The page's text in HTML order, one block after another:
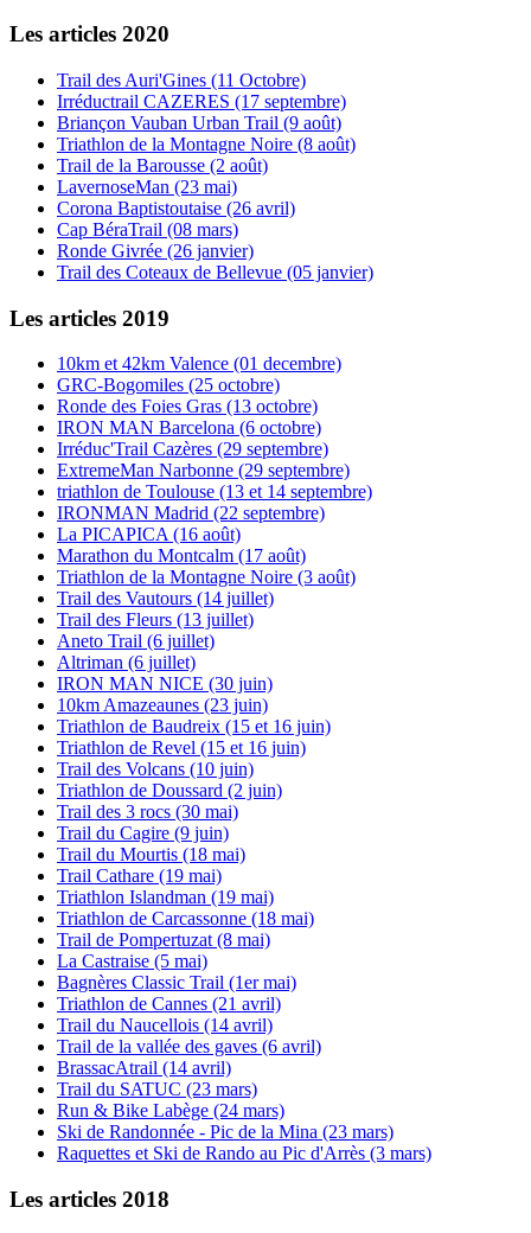
Les articles 2020
Trail des Auri'Gines (11 Octobre)
Irréductrail CAZERES (17 septembre)
Briançon Vauban Urban Trail (9 août)
Triathlon de la Montagne Noire (8 août)
Trail de la Barousse (2 août)
LavernoseMan (23 mai)
Corona Baptistoutaise (26 avril)
Cap BéraTrail (08 mars)
Ronde Givrée (26 janvier)
Trail des Coteaux de Bellevue (05 janvier)
Les articles 2019
10km et 42km Valence (01 decembre)
GRC-Bogomiles (25 octobre)
Ronde des Foies Gras (13 octobre)
IRON MAN Barcelona (6 octobre)
Irréduc'Trail Cazères (29 septembre)
ExtremeMan Narbonne (29 septembre)
triathlon de Toulouse (13 et 14 septembre)
IRONMAN Madrid (22 septembre)
La PICAPICA (16 août)
Marathon du Montcalm (17 août)
Triathlon de la Montagne Noire (3 août)
Trail des Vautours (14 juillet)
Trail des Fleurs (13 juillet)
Aneto Trail (6 juillet)
Altriman (6 juillet)
IRON MAN NICE (30 juin)
10km Amazeaunes (23 juin)
Triathlon de Baudreix (15 et 16 juin)
Triathlon de Revel (15 et 16 juin)
Trail des Volcans (10 juin)
Triathlon de Doussard (2 juin)
Trail des 3 rocs (30 mai)
Trail du Cagire (9 juin)
Trail du Mourtis (18 mai)
Trail Cathare (19 mai)
Triathlon Islandman (19 mai)
Triathlon de Carcassonne (18 mai)
Trail de Pompertuzat (8 mai)
La Castraise (5 mai)
Bagnères Classic Trail (1er mai)
Triathlon de Cannes (21 avril)
Trail du Naucellois (14 avril)
Trail de la vallée des gaves (6 avril)
BrassacAtrail (14 avril)
Trail du SATUC (23 mars)
Run & Bike Labège (24 mars)
Ski de Randonnée - Pic de la Mina (23 mars)
Raquettes et Ski de Rando au Pic d'Arrès (3 mars)
Les articles 2018